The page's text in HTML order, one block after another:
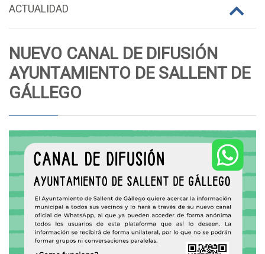
ACTUALIDAD
NUEVO CANAL DE DIFUSIÓN
AYUNTAMIENTO DE SALLENT DE
GÁLLEGO